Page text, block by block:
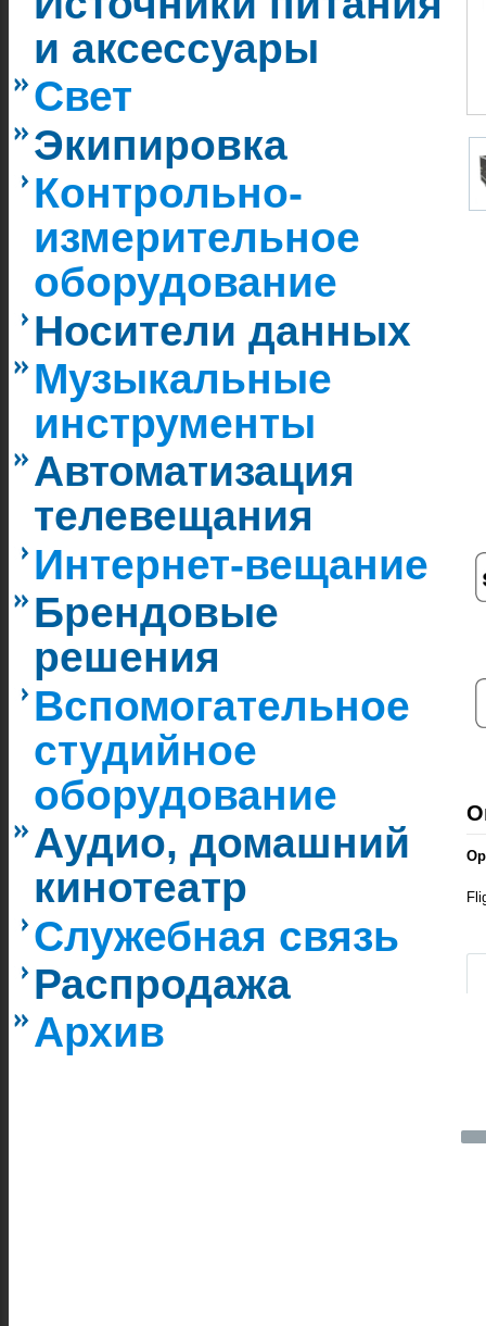
и аксессуары
Свет
Экипировка
Контрольно-
измерительное
оборудование
Носители данных
Музыкальные
инструменты
Автоматизация
телевещания
Интернет-вещание
Брендовые
решения
Вспомогательное
студийное
оборудование
Аудио, домашний
кинотеатр
Служебная связь
Распродажа
Архив